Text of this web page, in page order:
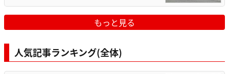
もっと見る
人気記事ランキング(全体)